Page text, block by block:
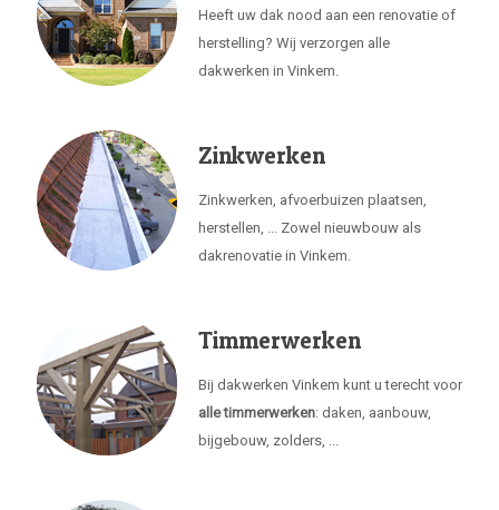
Heeft uw dak nood aan een renovatie of
herstelling? Wij verzorgen alle
dakwerken in Vinkem.
Zinkwerken
Zinkwerken, afvoerbuizen plaatsen,
herstellen, ... Zowel nieuwbouw als
dakrenovatie in Vinkem.
Timmerwerken
Bij dakwerken Vinkem kunt u terecht voor
alle timmerwerken: daken, aanbouw,
bijgebouw, zolders, ...